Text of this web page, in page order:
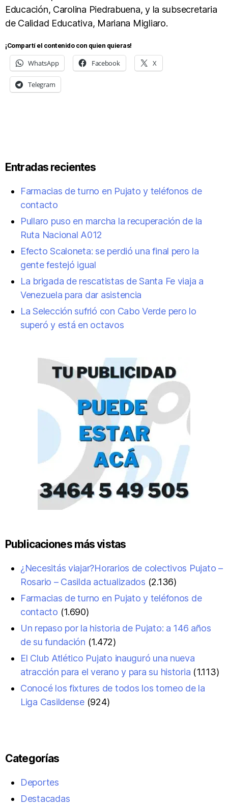
Educación, Carolina Piedrabuena, y la subsecretaria
de Calidad Educativa, Mariana Migliaro.
¡Compartí el contenido con quien quieras!
WhatsApp Facebook X
Telegram
Entradas recientes
Farmacias de turno en Pujato y teléfonos de
contacto
Pullaro puso en marcha la recuperación de la
Ruta Nacional A012
Efecto Scaloneta: se perdió una final pero la
gente festejó igual
La brigada de rescatistas de Santa Fe viaja a
Venezuela para dar asistencia
La Selección sufrió con Cabo Verde pero lo
superó y está en octavos
Publicaciones más vistas
¿Necesitás viajar?Horarios de colectivos Pujato –
Rosario – Casilda actualizados (2.136)
Farmacias de turno en Pujato y teléfonos de
contacto (1.690)
Un repaso por la historia de Pujato: a 146 años
de su fundación (1.472)
El Club Atlético Pujato inauguró una nueva
atracción para el verano y para su historia (1.113)
Conocé los fixtures de todos los torneo de la
Liga Casildense (924)
Categorías
Deportes
Destacadas